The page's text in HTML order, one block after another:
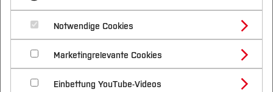
Studienangebote
Bachelorstudiengänge
Masterstudiengänge
Vor dem Studium
Bewerben & Einschreiben
Bewerbungsportal
Im Studium
Studienbüros und Prüfungen
Nach dem Studium
Forschung & Transfer
Profil
Forschungs- und Transferprofil
Schwerpunkte (FuT)
Beratung & Förderung
Nachhaltigkeit
Nachhaltigkeit studieren
International
Notwendige Cookies
Marketingrelevante Cookies
Einbettung YouTube-Videos